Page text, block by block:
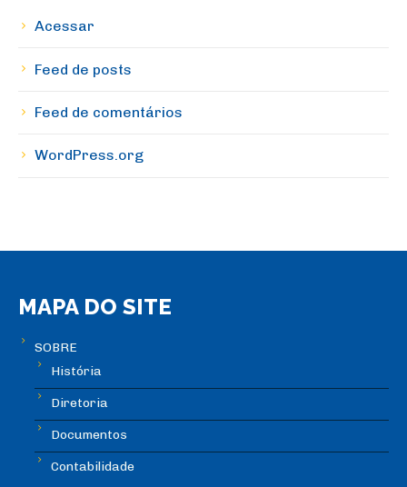
Acessar
Feed de posts
Feed de comentários
WordPress.org
MAPA DO SITE
SOBRE
História
Diretoria
Documentos
Contabilidade